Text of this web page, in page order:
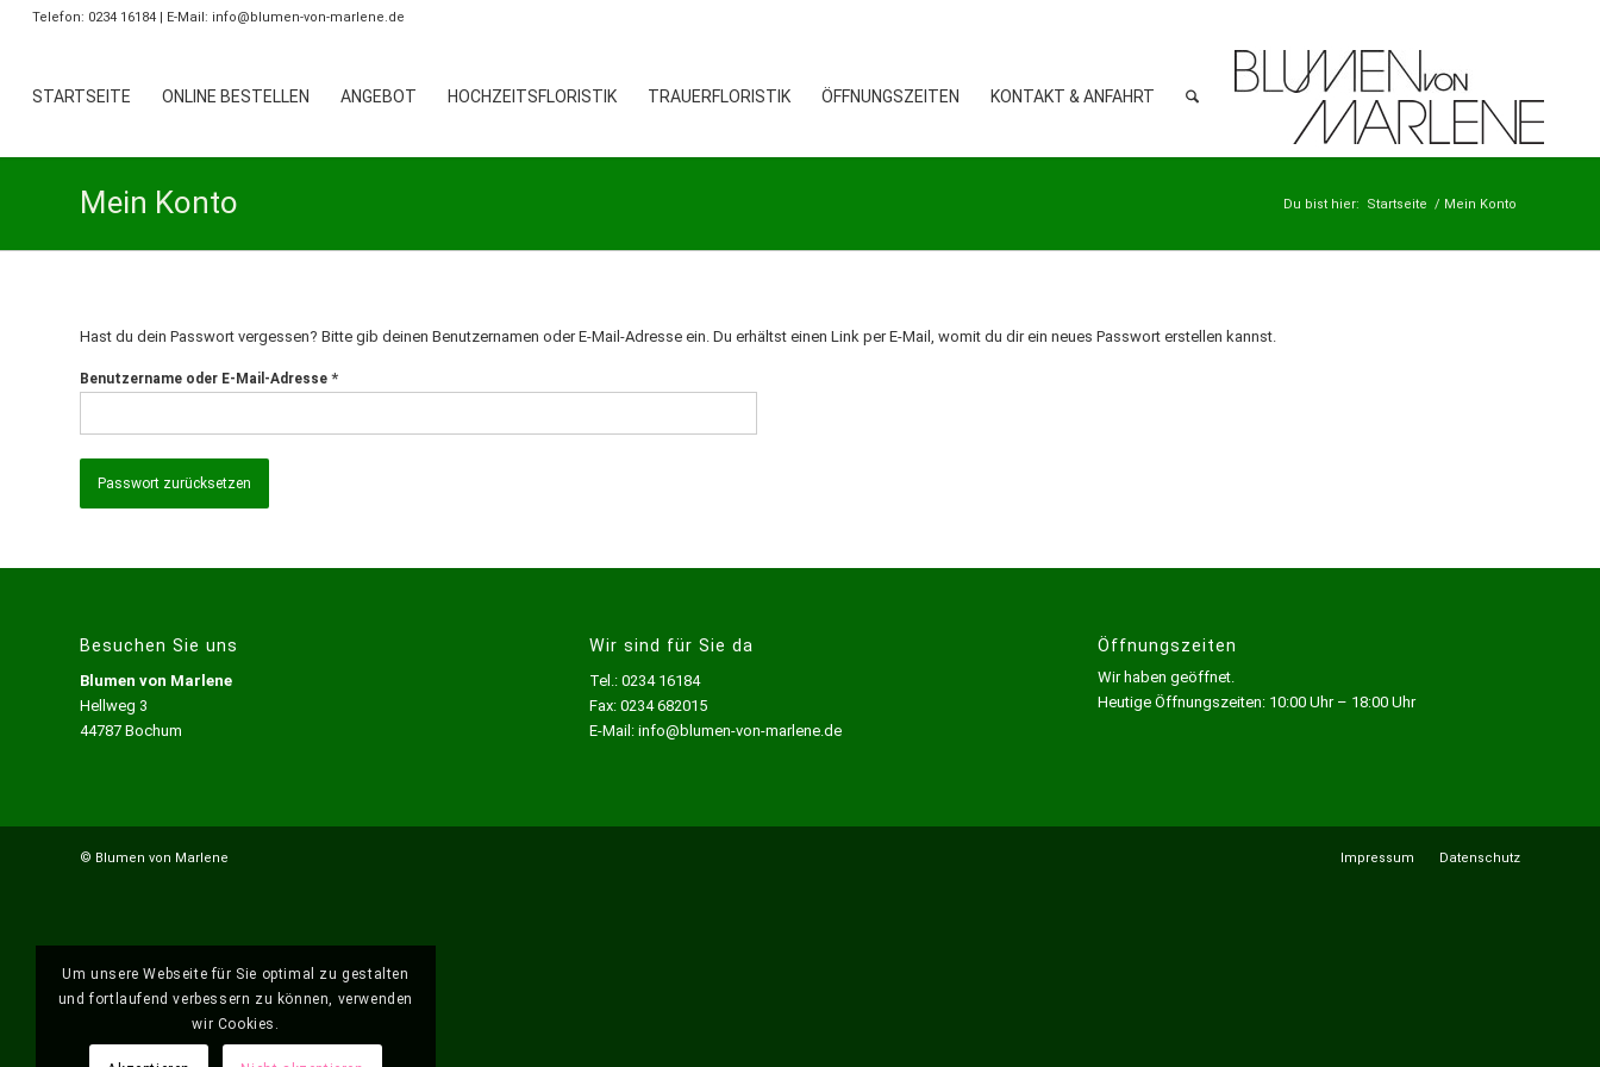
Telefon: 0234 16184 | E-Mail: info@blumen-von-marlene.de
STARTSEITE ONLINE BESTELLEN ANGEBOT HOCHZEITSFLORISTIK TRAUERFLORISTIK ÖFFNUNGSZEITEN KONTAKT & ANFAHRT
Mein Konto Du bist hier: Startseite / Mein Konto
Hast du dein Passwort vergessen? Bitte gib deinen Benutzernamen oder E-Mail-Adresse ein. Du erhältst einen Link per E-Mail, womit du dir ein neues Passwort erstellen kannst.
Benutzername oder E-Mail-Adresse *
Passwort zurücksetzen
Besuchen Sie uns
Blumen von Marlene
Hellweg 3
44787 Bochum
Wir sind für Sie da
Tel.: 0234 16184
Fax: 0234 682015
E-Mail: info@blumen-von-marlene.de
Öffnungszeiten
Wir haben geöffnet.
Heutige Öffnungszeiten: 10:00 Uhr – 18:00 Uhr
© Blumen von Marlene Impressum Datenschutz
Um unsere Webseite für Sie optimal zu gestalten
und fortlaufend verbessern zu können, verwenden
wir Cookies.